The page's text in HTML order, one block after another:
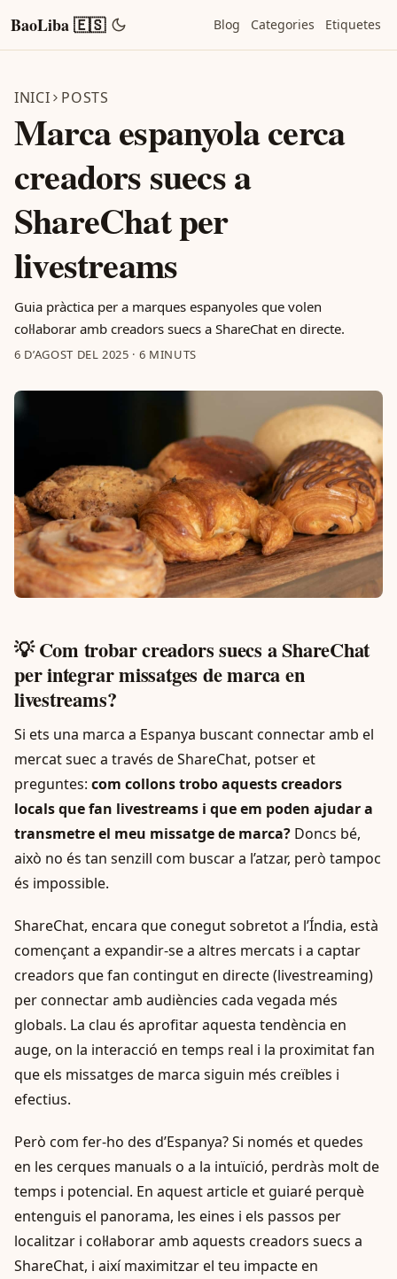
BaoLiba 🇪🇸 Blog Categories Etiquetes
INICI POSTS
Marca espanyola cerca
creadors suecs a
ShareChat per
livestreams
Guia pràctica per a marques espanyoles que volen
col·laborar amb creadors suecs a ShareChat en directe.
6 D’AGOST DEL 2025 · 6 MINUTS
💡 Com trobar creadors suecs a ShareChat
per integrar missatges de marca en
livestreams?
Si ets una marca a Espanya buscant connectar amb el
mercat suec a través de ShareChat, potser et
preguntes: com collons trobo aquests creadors
locals que fan livestreams i que em poden ajudar a
transmetre el meu missatge de marca? Doncs bé,
això no és tan senzill com buscar a l’atzar, però tampoc
és impossible.
ShareChat, encara que conegut sobretot a l’Índia, està
començant a expandir-se a altres mercats i a captar
creadors que fan contingut en directe (livestreaming)
per connectar amb audiències cada vegada més
globals. La clau és aprofitar aquesta tendència en
auge, on la interacció en temps real i la proximitat fan
que els missatges de marca siguin més creïbles i
efectius.
Però com fer-ho des d’Espanya? Si només et quedes
en les cerques manuals o a la intuïció, perdràs molt de
temps i potencial. En aquest article et guiaré perquè
entenguis el panorama, les eines i els passos per
localitzar i col·laborar amb aquests creadors suecs a
ShareChat, i així maximitzar el teu impacte en